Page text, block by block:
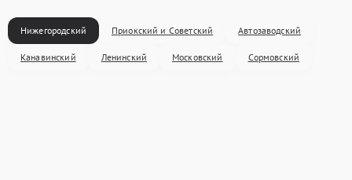
Нижегородский Приокский и Советский Автозаводский
Канавинский Ленинский Московский Сормовский